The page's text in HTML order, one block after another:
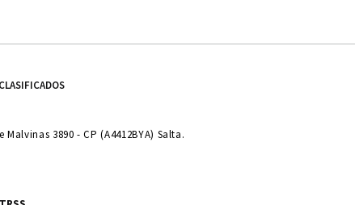
CLASIFICADOS
3890 - CP (A4412BYA) Salta.